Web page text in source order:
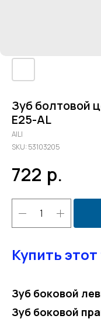
Зуб болтовой
E25-AL
AILI
SKU: 53103205
722 р.
Купить
Зуб боковой
Зуб боковой